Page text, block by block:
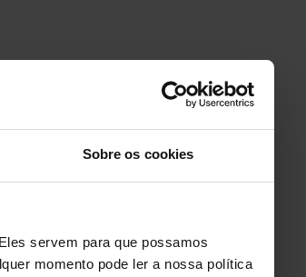
Sobre os cookies
servem para que possamos
momento pode ler a nossa política